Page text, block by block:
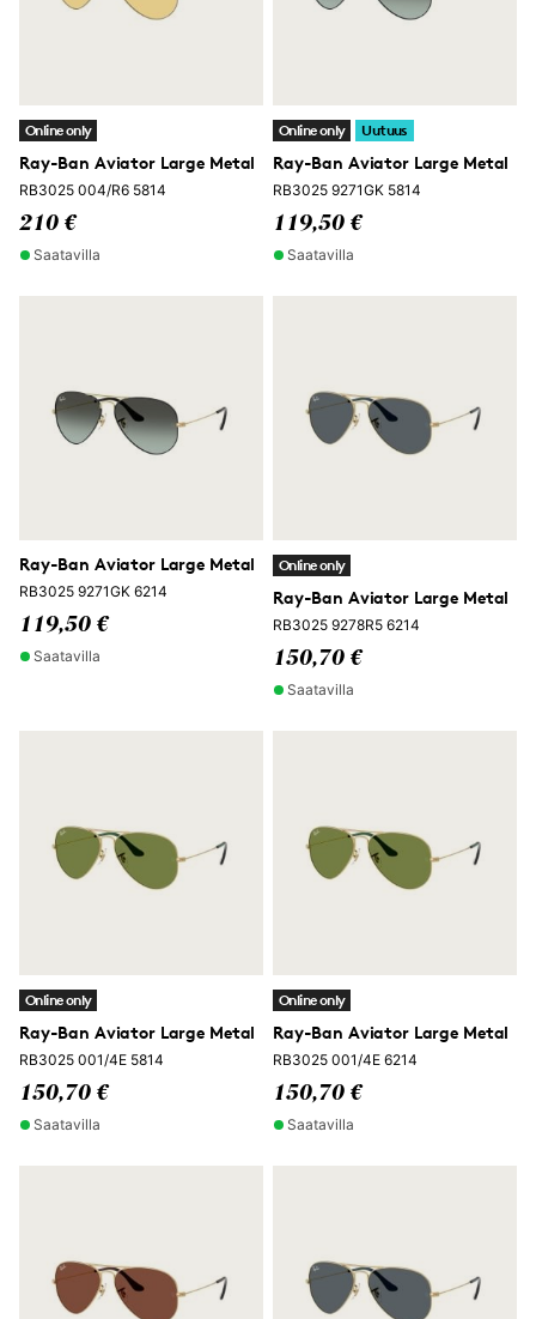
Online only
Ray-Ban Aviator Large Metal
RB3025 004/R6 5814
210 €
Saatavilla
Online only Uutuus
Ray-Ban Aviator Large Metal
RB3025 9271GK 5814
119,50 €
Saatavilla
Ray-Ban Aviator Large Metal
RB3025 9271GK 6214
119,50 €
Saatavilla
Online only
Ray-Ban Aviator Large Metal
RB3025 9278R5 6214
150,70 €
Saatavilla
Online only
Ray-Ban Aviator Large Metal
RB3025 001/4E 5814
150,70 €
Saatavilla
Online only
Ray-Ban Aviator Large Metal
RB3025 001/4E 6214
150,70 €
Saatavilla